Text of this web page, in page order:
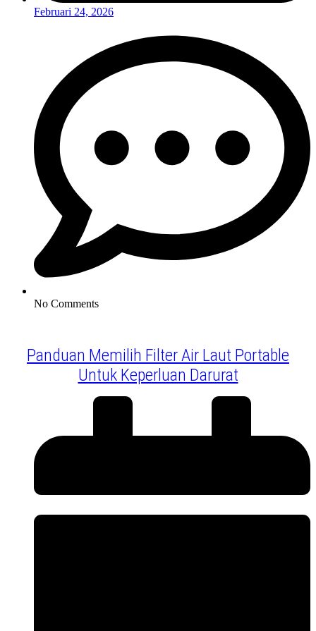
Februari 24, 2026
No Comments
Panduan Memilih Filter Air Laut Portable
Untuk Keperluan Darurat